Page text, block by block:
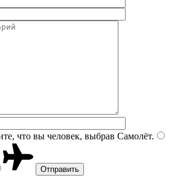
что вы человек, выбрав Самолёт.